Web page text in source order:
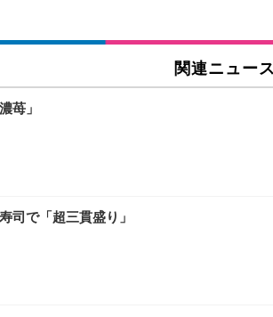
関連ニュース
苺」
司で「超三貫盛り」